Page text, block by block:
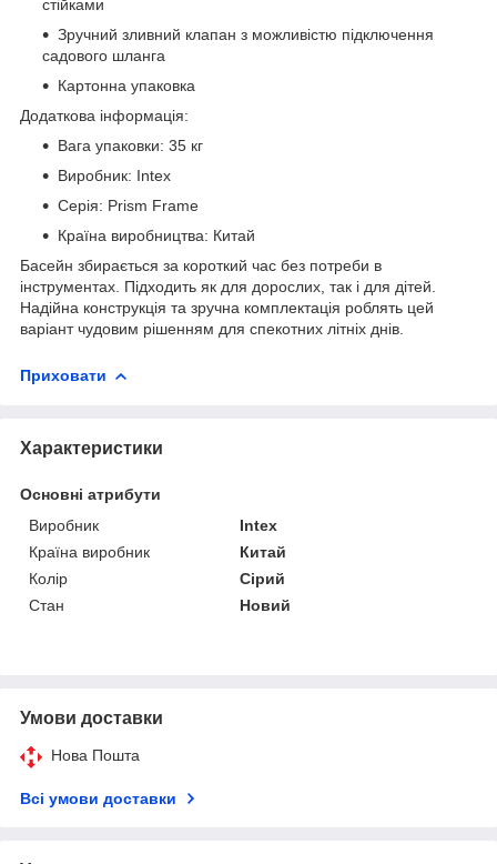
стійками
Зручний зливний клапан з можливістю підключення
садового шланга
Картонна упаковка
Додаткова інформація:
Вага упаковки: 35 кг
Виробник: Intex
Серія: Prism Frame
Країна виробництва: Китай
Басейн збирається за короткий час без потреби в
інструментах. Підходить як для дорослих, так і для дітей.
Надійна конструкція та зручна комплектація роблять цей
варіант чудовим рішенням для спекотних літніх днів.
Приховати
Характеристики
Основні атрибути
Виробник
Intex
Країна виробник
Китай
Колір
Сірий
Стан
Новий
Умови доставки
Нова Пошта
Всі умови доставки